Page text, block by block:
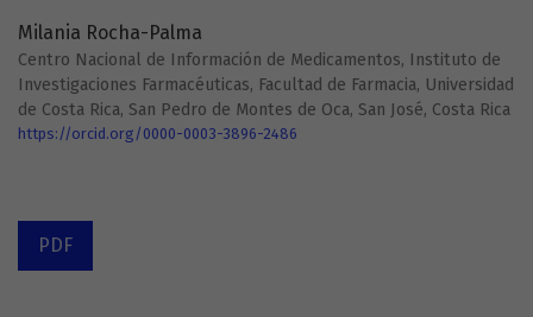
Milania Rocha-Palma
Centro Nacional de Información de Medicamentos, Instituto de
Investigaciones Farmacéuticas, Facultad de Farmacia, Universidad
de Costa Rica, San Pedro de Montes de Oca, San José, Costa Rica
https://orcid.org/0000-0003-3896-2486
PDF